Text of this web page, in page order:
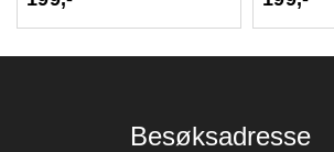
Besøksadresse